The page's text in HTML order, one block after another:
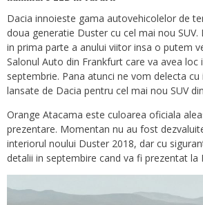
Dacia innoieste gama autovehicolelor de
doua generatie Duster cu cel mai nou
in prima parte a anului viitor insa o putem
Salonul Auto din Frankfurt care va avea loc
septembrie. Pana atunci ne vom delecta
lansate de Dacia pentru cel mai nou SUV
Orange Atacama este culoarea oficiala
prezentare. Momentan nu au fost
interiorul noului Duster 2018, dar cu
detalii in septembire cand va fi prezentat la